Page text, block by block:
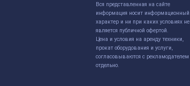
Вся представленная на сайте
информация носит информационный
характер и ни при каких условиях не
является публичной офертой.
Цена и условия на аренду техники,
прокат оборудования и услуги,
согласовываются с рекламодателем
отдельно.